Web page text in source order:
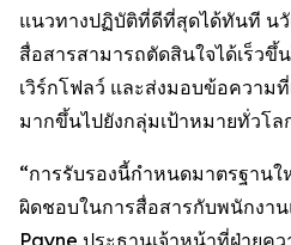
แนวทางปฏิบัติที่ดีที่สุดได้ทันที น
สื่อสารสามารถตัดสินใจได้เร็วขึ้
เวิร์กโฟลว์ และส่งมอบข้อความ
มากขึ้นไปยังกลุ่มเป้าหมายทั่วโล
“การรับรองนี้กำหนดมาตรฐาน
ผิดชอบในการสื่อสารกับพนักงา
Payne ประธานเจ้าหน้าที่ฝ่ายค